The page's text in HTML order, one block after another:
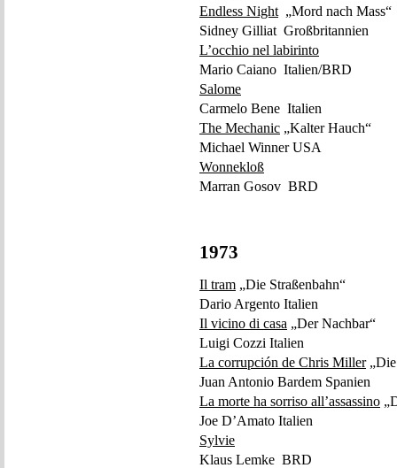
Endless Night „Mord nach Mass“
Sidney Gilliat Großbritannien
L’occhio nel labirinto
Mario Caiano Italien/BRD
Salome
Carmelo Bene Italien
The Mechanic „Kalter Hauch“
Michael Winner USA
Wonnekloß
Marran Gosov BRD
1973
Il tram „Die Straßenbahn“
Dario Argento Italien
Il vicino di casa „Der Nachbar“
Luigi Cozzi Italien
La corrupción de Chris Miller„Die
Juan Antonio Bardem Spanien
La morte ha sorriso all’assassino
Joe D’Amato Italien
Sylvie
Klaus Lemke BRD